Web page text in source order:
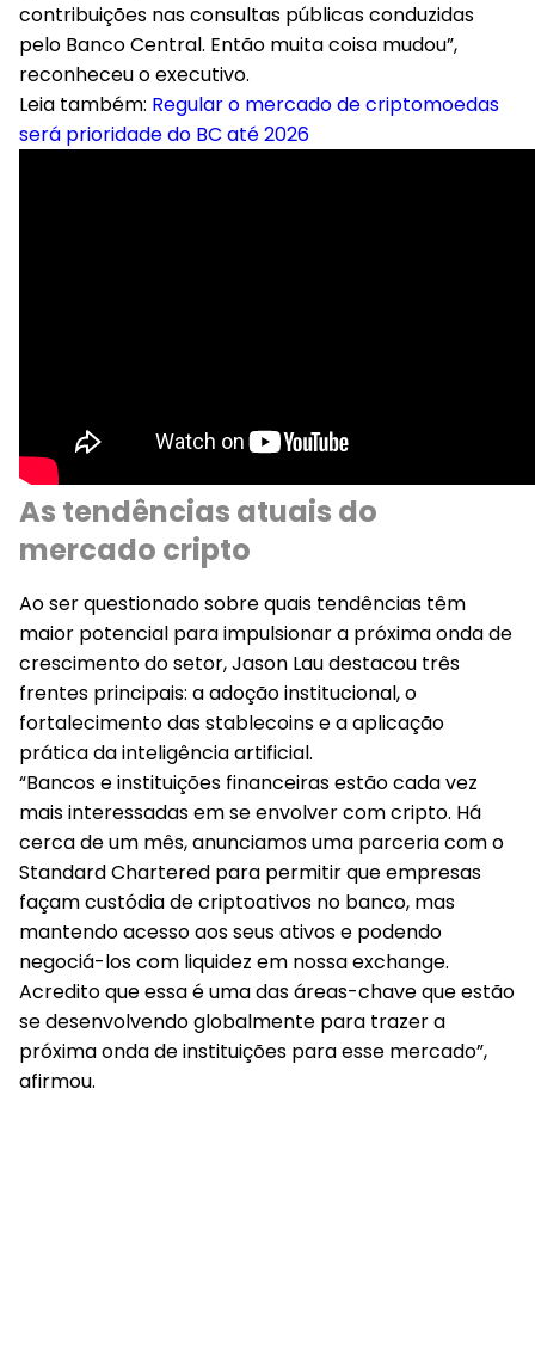
contribuições nas consultas públicas conduzidas
pelo Banco Central. Então muita coisa mudou”,
reconheceu o executivo.
Leia também: Regular o mercado de criptomoedas
será prioridade do BC até 2026
As tendências atuais do
mercado cripto
Ao ser questionado sobre quais tendências têm
maior potencial para impulsionar a próxima onda de
crescimento do setor, Jason Lau destacou três
frentes principais: a adoção institucional, o
fortalecimento das stablecoins e a aplicação
prática da inteligência artificial.
“Bancos e instituições financeiras estão cada vez
mais interessadas em se envolver com cripto. Há
cerca de um mês, anunciamos uma parceria com o
Standard Chartered para permitir que empresas
façam custódia de criptoativos no banco, mas
mantendo acesso aos seus ativos e podendo
negociá-los com liquidez em nossa exchange.
Acredito que essa é uma das áreas-chave que estão
se desenvolvendo globalmente para trazer a
próxima onda de instituições para esse mercado”,
afirmou.